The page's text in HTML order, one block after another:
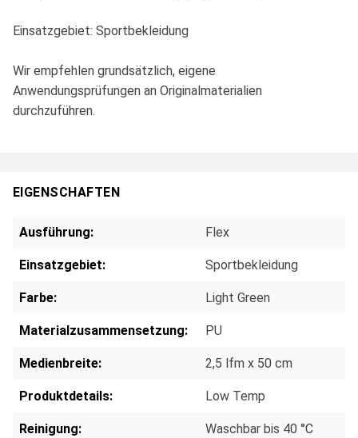
Einsatzgebiet: Sportbekleidung
Wir empfehlen grundsätzlich, eigene
Anwendungsprüfungen an Originalmaterialien
durchzuführen.
EIGENSCHAFTEN
Ausführung: Flex
Einsatzgebiet: Sportbekleidung
Farbe: Light Green
Materialzusammensetzung: PU
Medienbreite: 2,5 lfm x 50 cm
Produktdetails: Low Temp
Reinigung: Waschbar bis 40 °C